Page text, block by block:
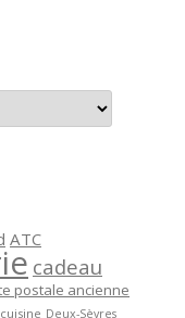
ATC
cadeau
postale ancienne
cuisine Deux-Sèvres